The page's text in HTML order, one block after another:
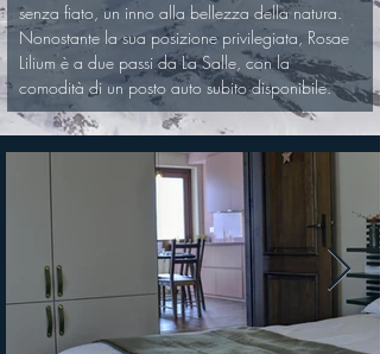
senza fiato, un inno alla bellezza della natura.
Nonostante la sua posizione privilegiata, Rosae
Lilium è a due passi da La Salle, con la
comodità di un posto auto subito disponibile.